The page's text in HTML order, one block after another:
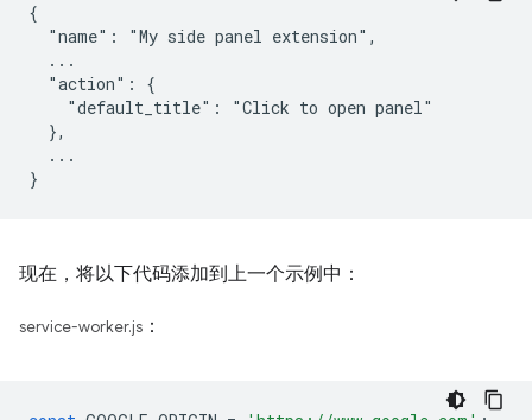
{
  "name": "My side panel extension",
  ...
  "action": {
    "default_title": "Click to open panel"
  },
  ...
现在，将以下代码添加到上一个示例中：
service-worker.js ：